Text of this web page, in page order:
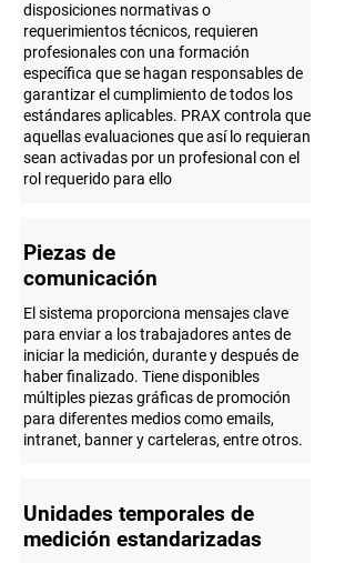
disposiciones normativas o
requerimientos técnicos, requieren
profesionales con una formación
específica que se hagan responsables de
garantizar el cumplimiento de todos los
estándares aplicables. PRAX controla que
aquellas evaluaciones que así lo requieran
sean activadas por un profesional con el
rol requerido para ello
Piezas de
comunicación
El sistema proporciona mensajes clave
para enviar a los trabajadores antes de
iniciar la medición, durante y después de
haber finalizado. Tiene disponibles
múltiples piezas gráficas de promoción
para diferentes medios como emails,
intranet, banner y carteleras, entre otros.
Unidades temporales de
medición estandarizadas